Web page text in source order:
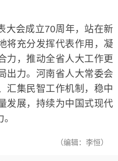
会成立70周年，站在新
将充分发挥代表作用，凝
力，推动全省人大工作更
出力。河南省人大常委会
汇集民智工作机制，稳中
发展，持续为中国式现代
（编辑：李恒）